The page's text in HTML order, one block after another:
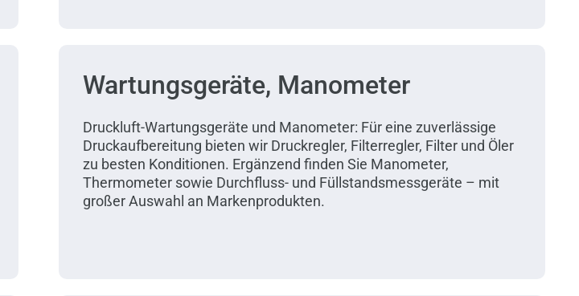
Wartungsgeräte, Manometer
Druckluft-Wartungsgeräte und Manometer: Für eine zuverlässige
Druckaufbereitung bieten wir Druckregler, Filterregler, Filter und Öler
zu besten Konditionen. Ergänzend finden Sie Manometer,
Thermometer sowie Durchfluss- und Füllstandsmessgeräte – mit
großer Auswahl an Markenprodukten.